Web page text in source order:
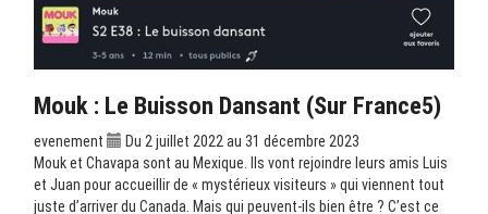
Mouk : Le Buisson Dansant (sur France5)
evenement
Du 2 juillet 2022 au 31 décembre 2023
Mouk et Chavapa sont au Mexique. Ils vont rejoindre leurs amis Luis
et Juan pour accueillir de « mystérieux visiteurs » qui viennent tout
juste d’arriver du Canada. Mais qui peuvent-ils bien être ? C’est ce